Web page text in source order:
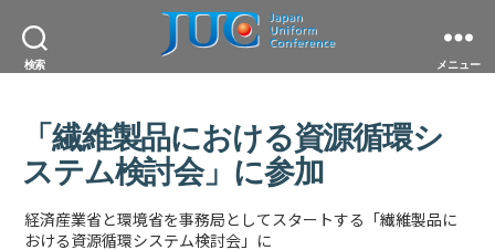
検索
一
般
社
団
人
日
メニュー
「繊維製品における資源循環シ
ステム検討会」に参加
経済産業省と環境省を事務局としてスタートする「繊維製品に
おける資源循環システム検討会」に